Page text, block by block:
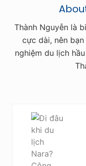
Thành Nguyễn là
cực dài, nên
nghiệm du lịch